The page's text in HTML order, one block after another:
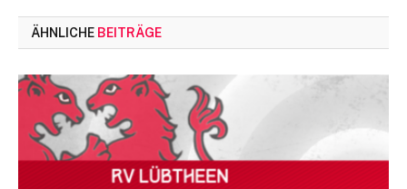
ÄHNLICHE BEITRÄGE